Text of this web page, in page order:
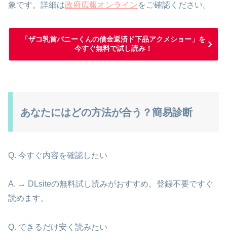
象です。詳細は政府広報オンラインをご確認ください。
「ザコ乳首バニーくんの借金返済ド下品アクメショー」を
今すぐ無料で試し読み！
あなたにはどの方法が合う？簡易診断
Q. 今すぐ内容を確認したい
A. → DLsiteの無料試し読みがおすすめ。登録不要ですぐ
読めます。
Q. できるだけ安く読みたい